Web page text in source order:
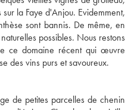
la Faye d'Anjou. Evidemment,
sont bannis. De même, en
possibles. Nous restons
ce domaine récent qui œuvre
des vins purs et savoureux.
de petites parcelles de chenin